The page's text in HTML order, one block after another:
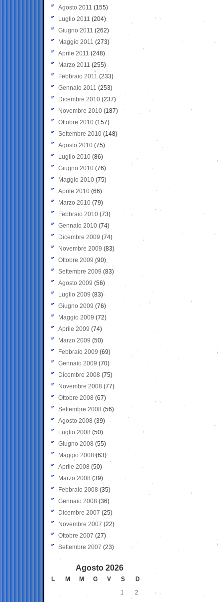
Agosto 2011 (155)
Luglio 2011 (204)
Giugno 2011 (262)
Maggio 2011 (273)
Aprile 2011 (248)
Marzo 2011 (255)
Febbraio 2011 (233)
Gennaio 2011 (253)
Dicembre 2010 (237)
Novembre 2010 (187)
Ottobre 2010 (157)
Settembre 2010 (148)
Agosto 2010 (75)
Luglio 2010 (86)
Giugno 2010 (76)
Maggio 2010 (75)
Aprile 2010 (66)
Marzo 2010 (79)
Febbraio 2010 (73)
Gennaio 2010 (74)
Dicembre 2009 (74)
Novembre 2009 (83)
Ottobre 2009 (90)
Settembre 2009 (83)
Agosto 2009 (56)
Luglio 2009 (83)
Giugno 2009 (76)
Maggio 2009 (72)
Aprile 2009 (74)
Marzo 2009 (50)
Febbraio 2009 (69)
Gennaio 2009 (70)
Dicembre 2008 (75)
Novembre 2008 (77)
Ottobre 2008 (67)
Settembre 2008 (56)
Agosto 2008 (39)
Luglio 2008 (50)
Giugno 2008 (55)
Maggio 2008(63)
Aprile 2008 (50)
Marzo 2008 (39)
Febbraio 2008 (35)
Gennaio 2008 (36)
Dicembre 2007 (25)
Novembre 2007 (22)
Ottobre 2007 (27)
Settembre 2007 (23)
Agosto 2026
L M M G V S
D
1
2